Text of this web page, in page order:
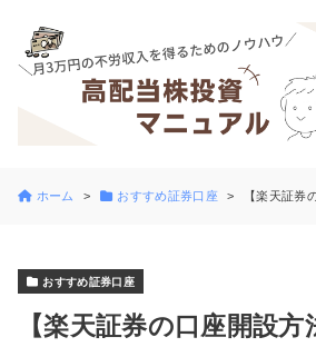
ホーム おすすめ証券口座 【楽天証券
おすすめ証券口座
【楽天証券の口座開設